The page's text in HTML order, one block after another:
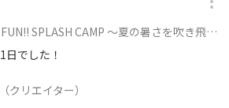
SPLASH CAMP 〜夏の暑さを吹き飛ばす焚き火カフェイベント〜に参加
でした！
（クリエイター）